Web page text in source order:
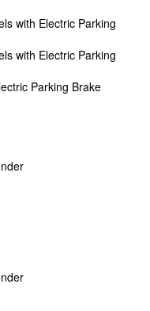
with Electric Parking
with Electric Parking
Parking Brake